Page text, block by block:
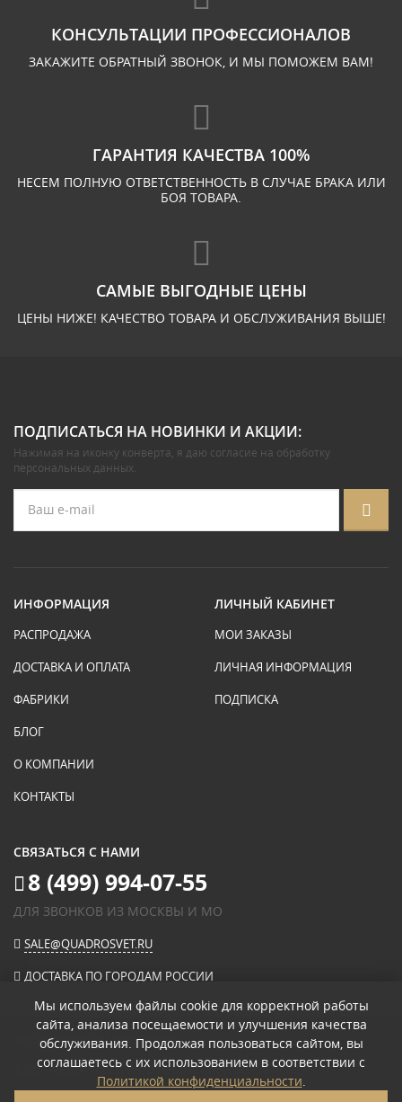
КОНСУЛЬТАЦИИ ПРОФЕССИОНАЛОВ
ЗАКАЖИТЕ ОБРАТНЫЙ ЗВОНОК, И МЫ ПОМОЖЕМ ВАМ!
ГАРАНТИЯ КАЧЕСТВА 100%
НЕСЕМ ПОЛНУЮ ОТВЕТСТВЕННОСТЬ В СЛУЧАЕ БРАКА ИЛИ
БОЯ ТОВАРА.
САМЫЕ ВЫГОДНЫЕ ЦЕНЫ
ЦЕНЫ НИЖЕ! КАЧЕСТВО ТОВАРА И ОБСЛУЖИВАНИЯ ВЫШЕ!
ПОДПИСАТЬСЯ НА НОВИНКИ И АКЦИИ:
Нажимая на иконку конверта, я даю согласие на обработку
персональных данных.
ИНФОРМАЦИЯ
РАСПРОДАЖА
ДОСТАВКА И ОПЛАТА
ФАБРИКИ
БЛОГ
О КОМПАНИИ
КОНТАКТЫ
ЛИЧНЫЙ КАБИНЕТ
МОИ ЗАКАЗЫ
ЛИЧНАЯ ИНФОРМАЦИЯ
ПОДПИСКА
СВЯЗАТЬСЯ С НАМИ
8 (499) 994-07-55
ДЛЯ ЗВОНКОВ ИЗ МОСКВЫ И МО
SALE@QUADROSVET.RU
ДОСТАВКА ПО ГОРОДАМ РОССИИ
ОПЛАЧИВАЙТЕ ПРИ ПОЛУЧЕНИИ
© 2026«КВАДРО СВЕТ» ИНТЕРНЕТ-МАГАЗИН СВЕТИЛЬНИКОВ.
ПОЛИТИКА КОНФИДЕНЦИАЛЬНОСТИ
Мы используем файлы cookie для корректной работы
сайта, анализа посещаемости и улучшения качества
обслуживания. Продолжая пользоваться сайтом, вы
соглашаетесь с их использованием в соответствии с
Политикой конфиденциальности.